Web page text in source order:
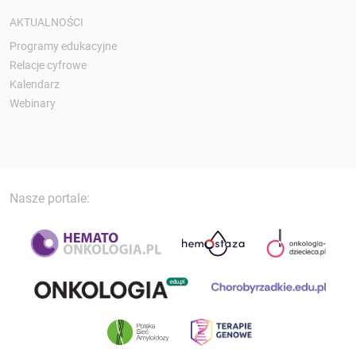
AKTUALNOŚCI
Programy edukacyjne
Relacje cyfrowe
Kalendarz
Webinary
Nasze portale: